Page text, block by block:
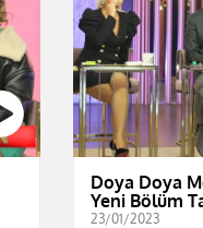
Doya Doya
Yeni Bölüm
23/01/2023